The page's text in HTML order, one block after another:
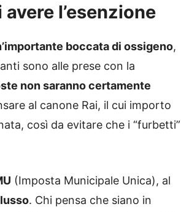
l’esenzione
boccata di ossigeno,
sono alle prese con la
non saranno certamente
al canone Rai, il cui importo
così da evitare che i “furbetti”
(Imposta Municipale Unica), al
. Chi pensa che siano in